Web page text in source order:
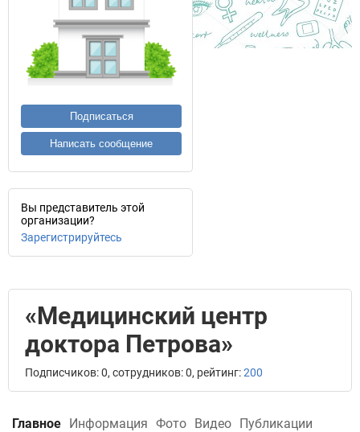
Подписаться
Написать сообщение
Вы представитель этой
организации?
Зарегистрируйтесь
«Медицинский центр
доктора Петрова»
Подписчиков: 0, сотрудников: 0, рейтинг:200
Главное Информация Фото Видео Публикации